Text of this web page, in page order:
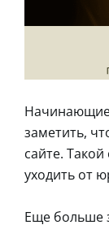
Начинающие
заметить,
сайте.
уходить от
Еще больше